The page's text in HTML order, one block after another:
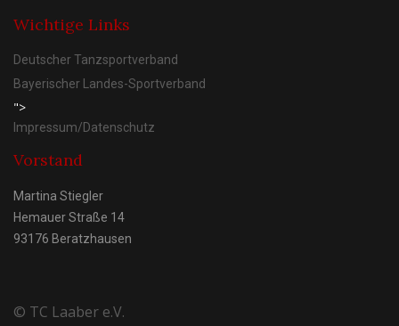
Wichtige Links
Deutscher Tanzsportverband
Bayerischer Landes-Sportverband
">
Impressum/Datenschutz
Vorstand
Martina Stiegler
Hemauer Straße 14
93176 Beratzhausen
© TC Laaber e.V.